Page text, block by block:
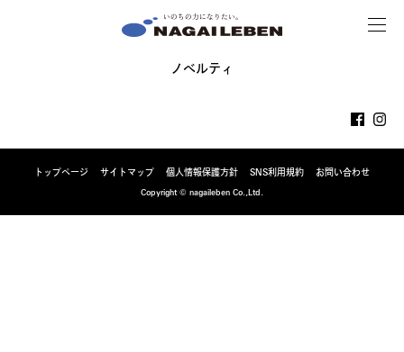
MENU
ノベルティ
トップページ サイトマップ 個人情報保護方針 SNS利用規約
お問い合わせ
Copyright © nagaileben Co.,Ltd.